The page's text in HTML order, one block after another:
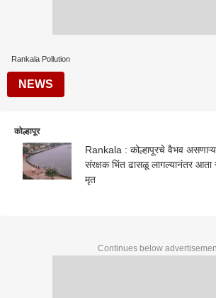
Rankala Pollution
NEWS
कोल्हापूर
Rankala : कोल्हापूरचे वैभव
संरक्षक भिंत ढासळू लागल्यानंतर आता
मृत
Continues below